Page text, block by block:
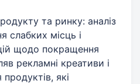
та ринку: аналіз
слабких місць і
щодо покращення
рекламні креативи і
які